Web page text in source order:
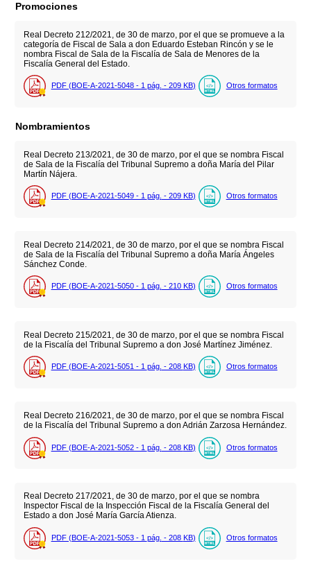
Promociones
Real Decreto 212/2021, de 30 de marzo, por el que se promueve a la
categoría de Fiscal de Sala a don Eduardo Esteban Rincón y se le
nombra Fiscal de Sala de la Fiscalía de Sala de Menores de la
Fiscalía General del Estado.
PDF (BOE-A-2021-5048 - 1 pág. - 209 KB) Otros formatos
Nombramientos
Real Decreto 213/2021, de 30 de marzo, por el que se nombra Fiscal
de Sala de la Fiscalía del Tribunal Supremo a doña María del Pilar
Martín Nájera.
PDF (BOE-A-2021-5049 - 1 pág. - 209 KB) Otros formatos
Real Decreto 214/2021, de 30 de marzo, por el que se nombra Fiscal
de Sala de la Fiscalía del Tribunal Supremo a doña María Ángeles
Sánchez Conde.
PDF (BOE-A-2021-5050 - 1 pág. - 210 KB) Otros formatos
Real Decreto 215/2021, de 30 de marzo, por el que se nombra Fiscal
de la Fiscalía del Tribunal Supremo a don José Martínez Jiménez.
PDF (BOE-A-2021-5051 - 1 pág. - 208 KB) Otros formatos
Real Decreto 216/2021, de 30 de marzo, por el que se nombra Fiscal
de la Fiscalía del Tribunal Supremo a don Adrián Zarzosa Hernández.
PDF (BOE-A-2021-5052 - 1 pág. - 208 KB) Otros formatos
Real Decreto 217/2021, de 30 de marzo, por el que se nombra
Inspector Fiscal de la Inspección Fiscal de la Fiscalía General del
Estado a don José María García Atienza.
PDF (BOE-A-2021-5053 - 1 pág. - 208 KB) Otros formatos